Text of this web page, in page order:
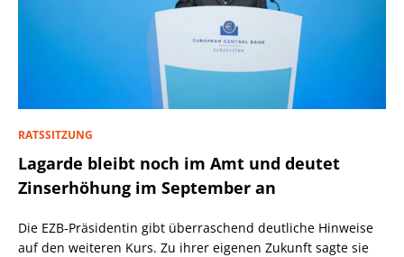
RATSSITZUNG
Lagarde bleibt noch im Amt und deutet
Zinserhöhung im September an
Die EZB-Präsidentin gibt überraschend deutliche Hinweise
auf den weiteren Kurs. Zu ihrer eigenen Zukunft sagte sie